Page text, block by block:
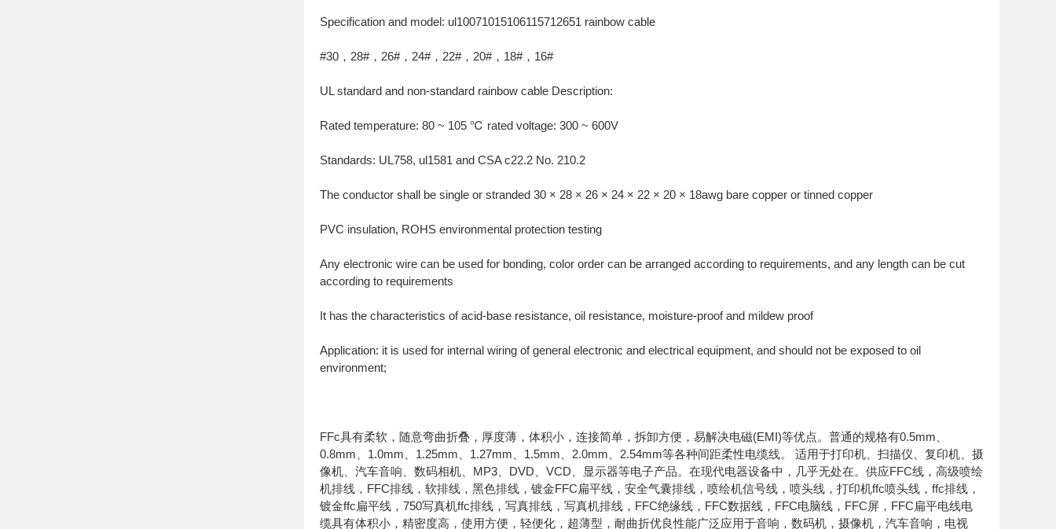
Specification and model: ul10071015106115712651 rainbow cable
#30，28#，26#，24#，22#，20#，18#，16#
UL standard and non-standard rainbow cable Description:
Rated temperature: 80 ~ 105 ℃ rated voltage: 300 ~ 600V
Standards: UL758, ul1581 and CSA c22.2 No. 210.2
The conductor shall be single or stranded 30 × 28 × 26 × 24 × 22 × 20 × 18awg bare copper or tinned copper
PVC insulation, ROHS environmental protection testing
Any electronic wire can be used for bonding, color order can be arranged according to requirements, and any length can be cut
according to requirements
It has the characteristics of acid-base resistance, oil resistance, moisture-proof and mildew proof
Application: it is used for internal wiring of general electronic and electrical equipment, and should not be exposed to oil
environment;
FFc具有柔软，随意弯曲折叠，厚度薄，体积小，连接简单，拆卸方便，易解决电磁(EMI)等优点。普通的规格有0.5mm、
0.8mm、1.0mm、1.25mm、1.27mm、1.5mm、2.0mm、2.54mm等各种间距柔性电缆线。 适用于打印机、扫描仪、复印机、摄
像机、汽车音响、数码相机、MP3、DVD、VCD、显示器等电子产品。在现代电器设备中，几乎无处在。供应FFC线，高级喷绘
机排线，FFC排线，软排线，黑色排线，镀金FFC扁平线，安全气囊排线，喷绘机信号线，喷头线，打印机ffc喷头线，ffc排线，
镀金ffc扁平线，750写真机ffc排线，写真排线，写真机排线，FFC绝缘线，FFC数据线，FFC电脑线，FFC屏，FFC扁平电线电
缆具有体积小，精密度高，使用方便，轻便化，超薄型，耐曲折优良性能广泛应用于音响，数码机，摄像机，汽车音响，电视